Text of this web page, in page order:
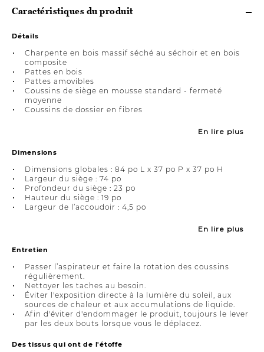
Caractéristiques du produit
Détails
Charpente en bois massif séché au séchoir et en bois
composite
Pattes en bois
Pattes amovibles
Coussins de siège en mousse standard - fermeté
moyenne
Coussins de dossier en fibres
En lire plus
Dimensions
Dimensions globales : 84 po L x 37 po P x 37 po H
Largeur du siège : 74 po
Profondeur du siège : 23 po
Hauteur du siège : 19 po
Largeur de l’accoudoir : 4,5 po
En lire plus
Entretien
Passer l’aspirateur et faire la rotation des coussins
régulièrement.
Nettoyer les taches au besoin.
Éviter l'exposition directe à la lumière du soleil, aux
sources de chaleur et aux accumulations de liquide.
Afin d'éviter d'endommager le produit, toujours le lever
par les deux bouts lorsque vous le déplacez.
Des tissus qui ont de l'étoffe